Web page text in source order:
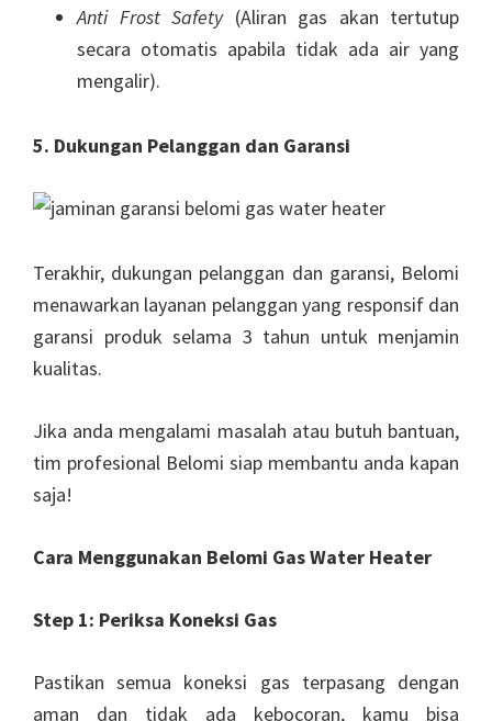
Anti Frost Safety(Aliran gas akan tertutup
secara otomatis apabila tidak ada air yang
mengalir).
5. Dukungan Pelanggan dan Garansi
Terakhir, dukungan pelanggan dan garansi, Belomi
menawarkan layanan pelanggan yang responsif dan
garansi produk selama 3 tahun untuk menjamin
kualitas.
Jika anda mengalami masalah atau butuh bantuan,
tim profesional Belomi siap membantu anda kapan
saja!
Cara Menggunakan Belomi Gas Water Heater
Step 1: Periksa Koneksi Gas
Pastikan semua koneksi gas terpasang dengan
aman dan tidak ada kebocoran, kamu bisa